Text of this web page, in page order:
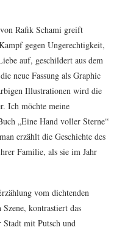
Rafik Schami greift
gegen Ungerechtigkeit,
auf, geschildert aus dem
neue Fassung als Graphic
Illustrationen wird die
Ich möchte meine
„Eine Hand voller Sterne“
erzählt die Geschichte des
Familie, als sie im Jahr
vom dichtenden
Szene, kontrastiert das
Stadt mit Putsch und